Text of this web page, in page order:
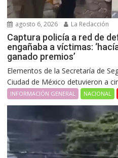
agosto 6, 2026 La Redacción
Captura policía a red de
engañaba a víctimas:
ganado premios’
Elementos de la Secretaría de
Ciudad de México detuvieron a
INFORMACIÓN GENERAL NACIONAL